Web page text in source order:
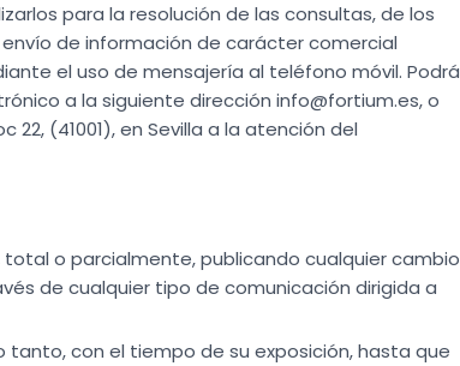
para la resolución de las consultas, de los
de información de carácter comercial
el uso de mensajería al teléfono móvil. Podrá
a la siguiente dirección info@fortium.es, o
22, (41001), en Sevilla a la atención del
o parcialmente, publicando cualquier cambio
de cualquier tipo de comunicación dirigida a
con el tiempo de su exposición, hasta que